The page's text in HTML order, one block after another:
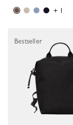
+ 1
Bestseller